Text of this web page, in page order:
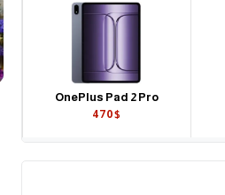
OnePlus Pad 2 Pro
470$